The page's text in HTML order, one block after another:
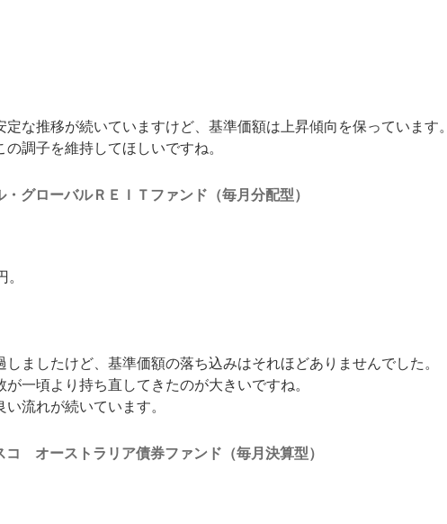
定な推移が続いていますけど、基準価額は上昇傾向を保っています。
の調子を維持してほしいですね。
・グローバルＲＥＩＴファンド（毎月分配型）
。
しましたけど、基準価額の落ち込みはそれほどありませんでした。
が一頃より持ち直してきたのが大きいですね。
い流れが続いています。
コ オーストラリア債券ファンド（毎月決算型）